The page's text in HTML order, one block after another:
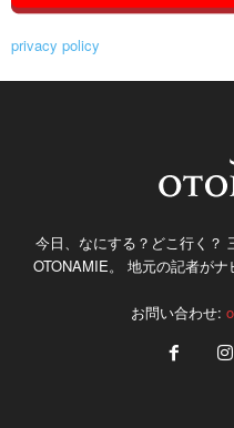
privacy policy
今日、なにする？どこ行く？
OTONAMIE。 地元の記者が
お問い合わせ: